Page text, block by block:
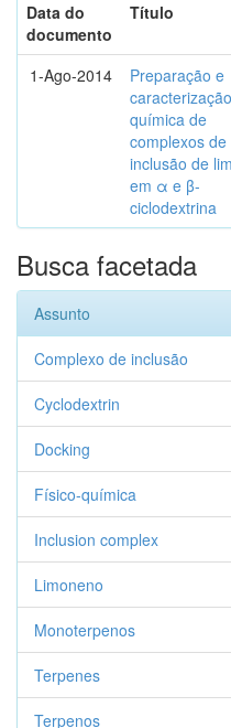
Data do
documento
Título
1-Ago-2014
Preparação e
química de
complexos de
inclusão de
em α e β-
ciclodextrina
Busca facetada
Assunto
Complexo de inclusão
Cyclodextrin
Docking
Físico-química
Inclusion complex
Limoneno
Monoterpenos
Terpenes
Terpenos